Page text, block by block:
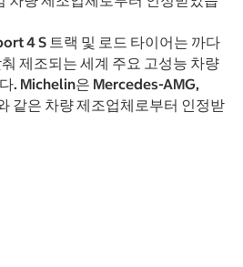
4 S 트랙 및 로드 타이어는 까다
제조되는 세계 주요 고성능 차량
. Michelin은 Mercedes-AMG,
같은 차량 제조업체로부터 인정받